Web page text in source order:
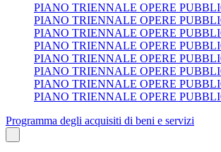
PIANO TRIENNALE OPERE
PIANO TRIENNALE OPERE
PIANO TRIENNALE OPERE
PIANO TRIENNALE OPERE
PIANO TRIENNALE OPERE
PIANO TRIENNALE OPERE
PIANO TRIENNALE OPERE
PIANO TRIENNALE OPERE
Programma degli acquisiti di beni e servizi